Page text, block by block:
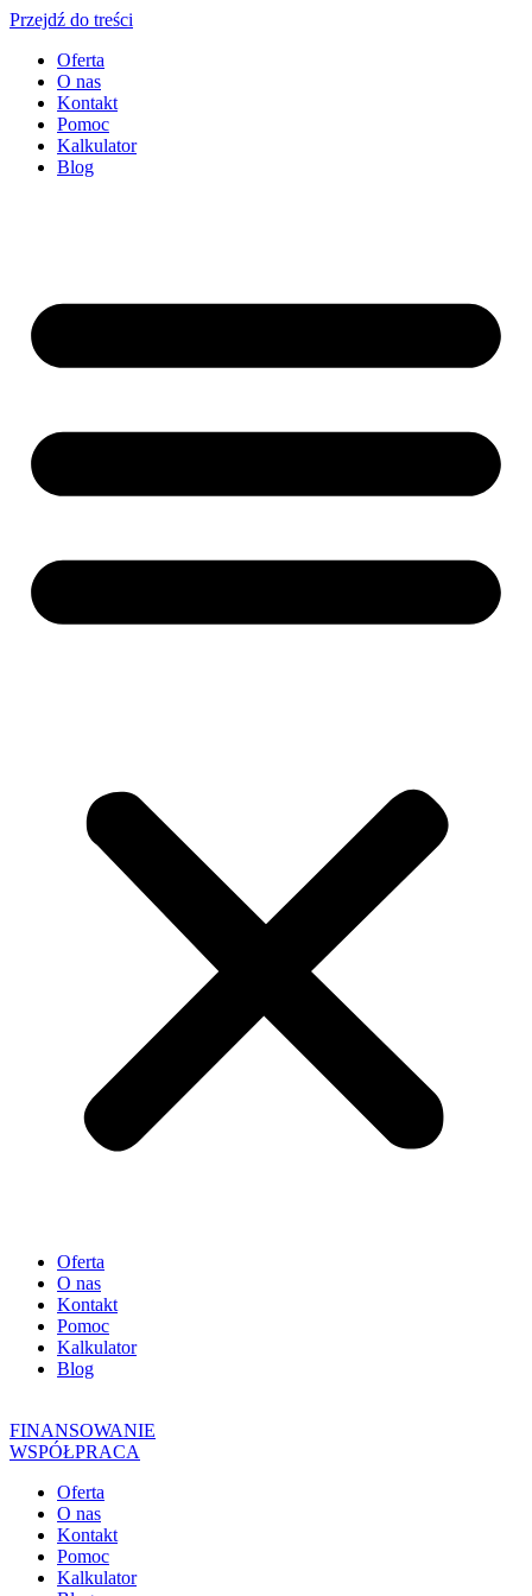
Przejdź do treści
Oferta
O nas
Kontakt
Pomoc
Kalkulator
Blog
Oferta
O nas
Kontakt
Pomoc
Kalkulator
Blog
FINANSOWANIE
WSPÓŁPRACA
Oferta
O nas
Kontakt
Pomoc
Kalkulator